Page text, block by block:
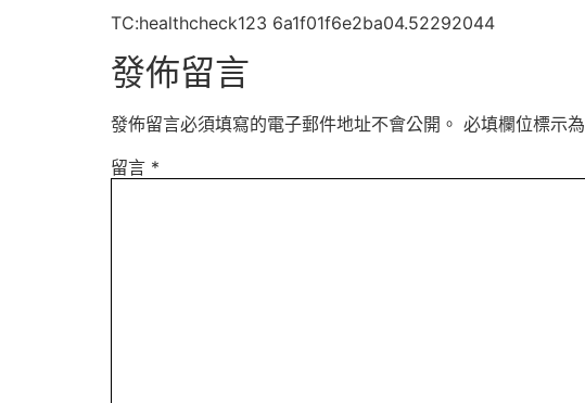
TC:healthcheck123 6a1f01f6e2ba04.52292044
發佈留言
發佈留言必須填寫的電子郵件地址不會公開。 必填欄位標示為
留言 *